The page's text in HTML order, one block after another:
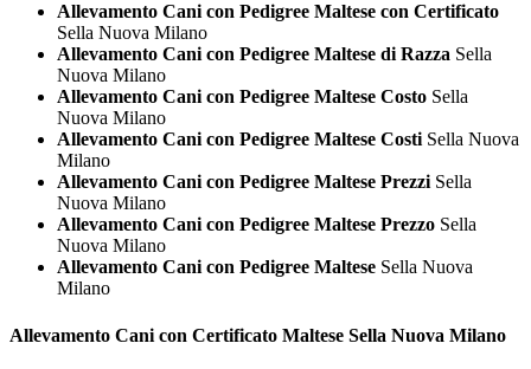
Allevamento Cani con Pedigree Maltese con Certificato
Sella Nuova Milano
Allevamento Cani con Pedigree Maltese di Razza Sella
Nuova Milano
Allevamento Cani con Pedigree Maltese Costo Sella
Nuova Milano
Allevamento Cani con Pedigree Maltese Costi Sella Nuova
Milano
Allevamento Cani con Pedigree Maltese Prezzi Sella
Nuova Milano
Allevamento Cani con Pedigree Maltese Prezzo Sella
Nuova Milano
Allevamento Cani con Pedigree Maltese Sella Nuova
Milano
Allevamento Cani con Certificato Maltese Sella Nuova Milano